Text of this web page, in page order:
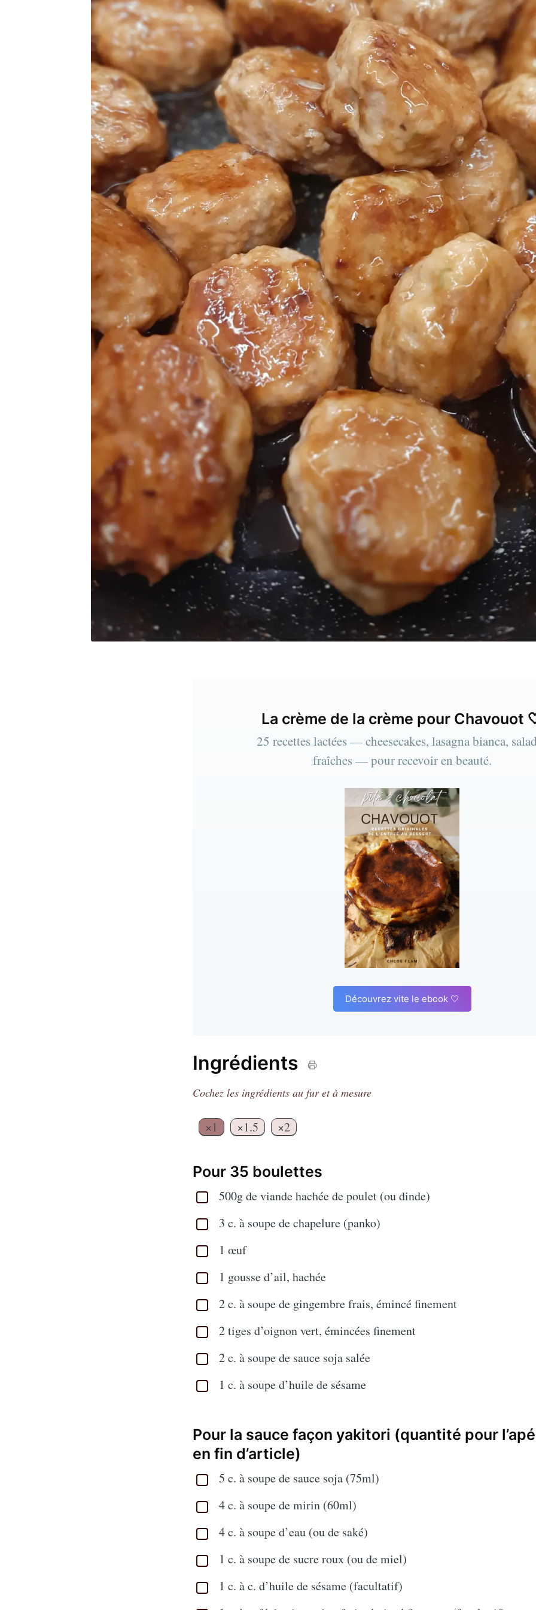
La crème de la crème pour Chavouot
25 recettes lactées — cheesecakes, lasagna bianca,
fraîches — pour recevoir en beauté.
Découvrez vite le ebook 🤍
Ingrédients
Cochez les ingrédients au fur et à mesure
×1 ×1.5 ×2
Pour 35 boulettes
500g de viande hachée de poulet (ou dinde)
3 c. à soupe de chapelure (panko)
1 œuf
1 gousse d’ail, hachée
2 c. à soupe de gingembre frais, émincé finement
2 tiges d’oignon vert, émincées finement
2 c. à soupe de sauce soja salée
1 c. à soupe d’huile de sésame
Pour la sauce façon yakitori (quantité pour
en fin d’article)
5 c. à soupe de sauce soja (75ml)
4 c. à soupe de mirin (60ml)
4 c. à soupe d’eau (ou de saké)
1 c. à soupe de sucre roux (ou de miel)
1 c. à c. d’huile de sésame (facultatif)
Recevez mes meilleures recettes
Rejoignez plus de 1 600 abonnés. Une newsletter par
recettes de saison et pour les fêtes juives.
ou suivez-moi surinstagram